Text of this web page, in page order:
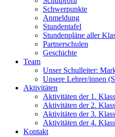
Schwerpunkte
Anmeldung
Stundentafel
Stundenpläne aller
Partnerschulen
Geschichte
Team
Unser Schulleiter:
Unsere Lehrer/innen
Aktivitäten
Aktivitäten der 1.
Aktivitäten der 2.
Aktivitäten der 3.
Aktivitäten der 4.
Kontakt